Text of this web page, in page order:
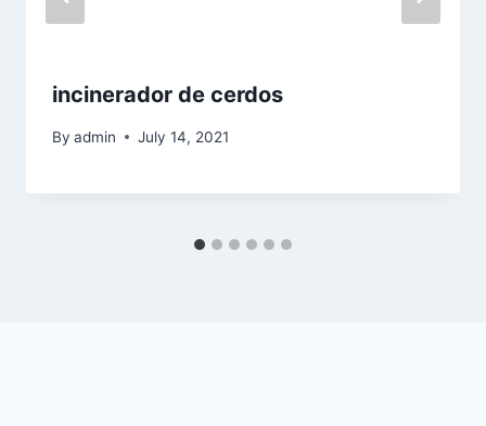
incinerador de cerdos
By admin July 14, 2021